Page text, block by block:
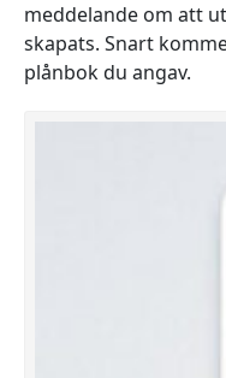
meddelande om att
skapats. Snart
plånbok du angav.